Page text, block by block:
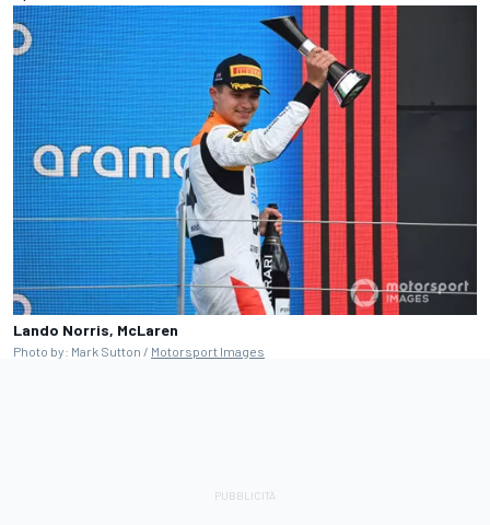
Lando Norris, McLaren
Photo by: Mark Sutton / Motorsport Images